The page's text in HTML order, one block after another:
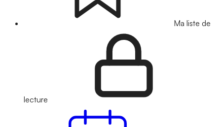
Ma liste de
lecture